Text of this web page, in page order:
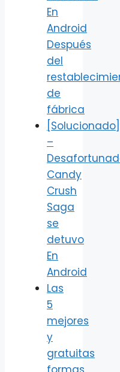
En
Android
Después
del
de
fábrica
[Solucionado]
–
Candy
Crush
Saga
se
detuvo
En
Android
Las
5
mejores
y
gratuitas